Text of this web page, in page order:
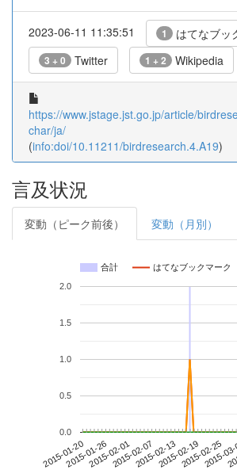
2023-06-11 11:35:51 1 はてなブッ
3 + 0 Twitter 1 + 2 Wikipedia
https://www.jstage.jst.go.jp/article/
char/ja/
(info:doi/10.11211/birdresearch.4.A19)
言及状況
変動（ピーク前後） 変動（月別）
合計 はてなブックマーク
2015-01-202015-01-262015-02-012015-02-072015-02-132015-02-192015-02-25
2015-
0.0
0.5
1.0
1.5
2.0